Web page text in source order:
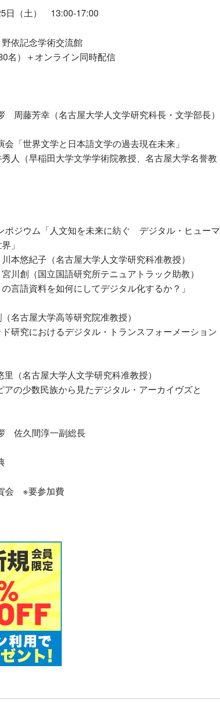
（土） 13:00-17:00
依記念学術交流館
＋オンライン同時配信
藤芳幸（名古屋大学人文学研究科長・文学部長）
「世界⽂学と⽇本語⽂学の過去現在未来」
稲⽥⼤学文学学術院教授、名古屋大学名誉教
ジウム「人文知を未来に紡ぐ デジタル・ヒューマ
」
（名古屋大学人文学研究科准教授）
立国語研究所テニュアトラック助教）
料を如何にしてデジタル化するか？」
大学高等研究院准教授）
おけるデジタル・トランスフォーメーション
屋大学人文学研究科准教授）
民族から見たデジタル・アーカイヴズと
佐久間淳一副総長
会 ※要参加費